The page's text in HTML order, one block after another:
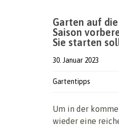
Garten auf
Saison
Sie starten
30. Januar 2023
Gartentipps
Um in der
wieder eine